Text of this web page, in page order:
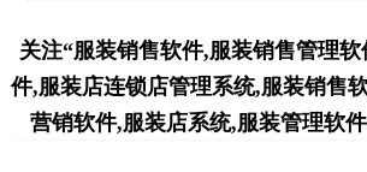
关注“服装销售软件,服装销售管理
件,服装店连锁店管理系统,服装销售
营销软件,服装店系统,服装管理软